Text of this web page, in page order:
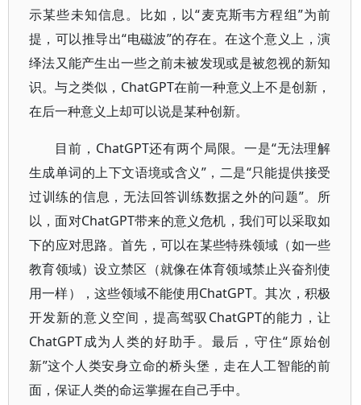
示某些未知信息。比如，以“麦克斯韦方程组”为前
提，可以推导出“电磁波”的存在。在这个意义上，演
绎法又能产生出一些之前未被发现或是被忽视的新知
识。与之类似，ChatGPT在前一种意义上不是创新，
在后一种意义上却可以说是某种创新。
目前，ChatGPT还有两个局限。一是“无法理解
生成单词的上下文语境或含义”，二是“只能提供接受
过训练的信息，无法回答训练数据之外的问题”。所
以，面对ChatGPT带来的意义危机，我们可以采取如
下的应对思路。首先，可以在某些特殊领域（如一些
教育领域）设立禁区（就像在体育领域禁止兴奋剂使
用一样），这些领域不能使用ChatGPT。其次，积极
开发新的意义空间，提高驾驭ChatGPT的能力，让
ChatGPT成为人类的好助手。最后，守住“原始创
新”这个人类安身立命的桥头堡，走在人工智能的前
面，保证人类的命运掌握在自己手中。